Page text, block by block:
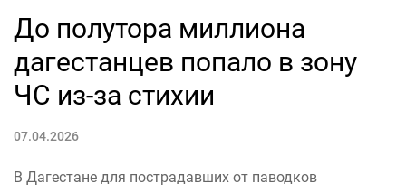
До полутора миллиона
дагестанцев попало в зону
ЧС из-за стихии
07.04.2026
В Дагестане для пострадавших от паводков